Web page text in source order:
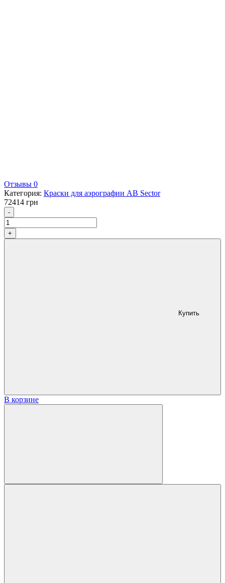
Отзывы 0
Категория: Краски для аэрографии AB Sector
72414 грн
- Количество
+
Купить
В корзине